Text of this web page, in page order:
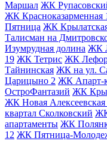
Маршал ЖК
ЖК Красноказарменная
Пятница ЖК
Талисман на
Изумрудная долина ЖК
19 ЖК Тетрис ЖК
Тайнинская ЖК на ул.
Царицыно 2 ЖК Апарт-
ОстроФантазий ЖК
ЖК Новая
квартал Сколковский
апартаменты ЖК
12 ЖК Пятница-